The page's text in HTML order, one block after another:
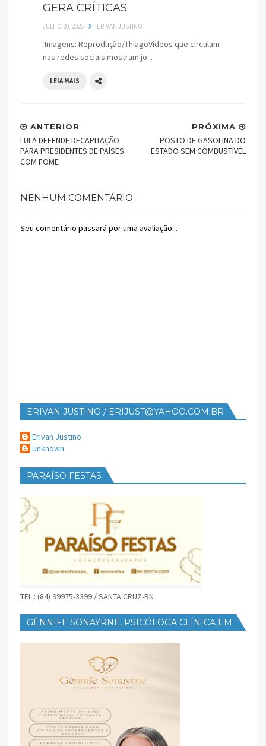
GERA CRÍTICAS
JULHO 20, 2026 X ERIVAN JUSTINO
Imagens: Reprodução/ThiagoVídeos que circulam
nas redes sociais mostram jo...
LEIA MAIS
PRÓXIMA
POSTO DE GASOLINA DO
ESTADO SEM COMBUSTÍVEL
ANTERIOR
LULA DEFENDE DECAPITAÇÃO
PARA PRESIDENTES DE PAÍSES
COM FOME
NENHUM COMENTÁRIO:
Seu comentário passará por uma avaliação...
ERIVAN JUSTINO / ERIJUST@YAHOO.COM.BR
Erivan Justino
Unknown
PARAÍSO FESTAS
TEL.: (84) 99975-3399 / SANTA CRUZ-RN
GÊNNIFE SONAYRNE, PSICÓLOGA CLÍNICA EM